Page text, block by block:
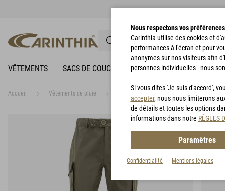
VÊTEMENTS SACS DE COUCHAGE VÊTEMENTS DE PLUIE
Accueil Vêtements de pluie
Nous respectons vos préférences
Carinthia utilise des cookies et
performances à l'écran et pour
anonymes sur nos visiteurs afin
personnes individuelles - nous
Si vous dites 'Je suis d'accord',
accepter, nous nous limiterons
de détails et toutes les options
informations dans notre RÈGLES
Paramètres
Confidentialité Mentions légales